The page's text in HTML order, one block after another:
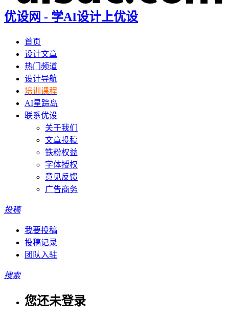
优设网 - 学AI设计上优设
首页
设计文章
热门频道
设计导航
培训课程
AI星踪岛
联系优设
关于我们
文章投稿
铁粉权益
字体授权
意见反馈
广告商务
投稿
我要投稿
投稿记录
团队入驻
搜索
您还未登录